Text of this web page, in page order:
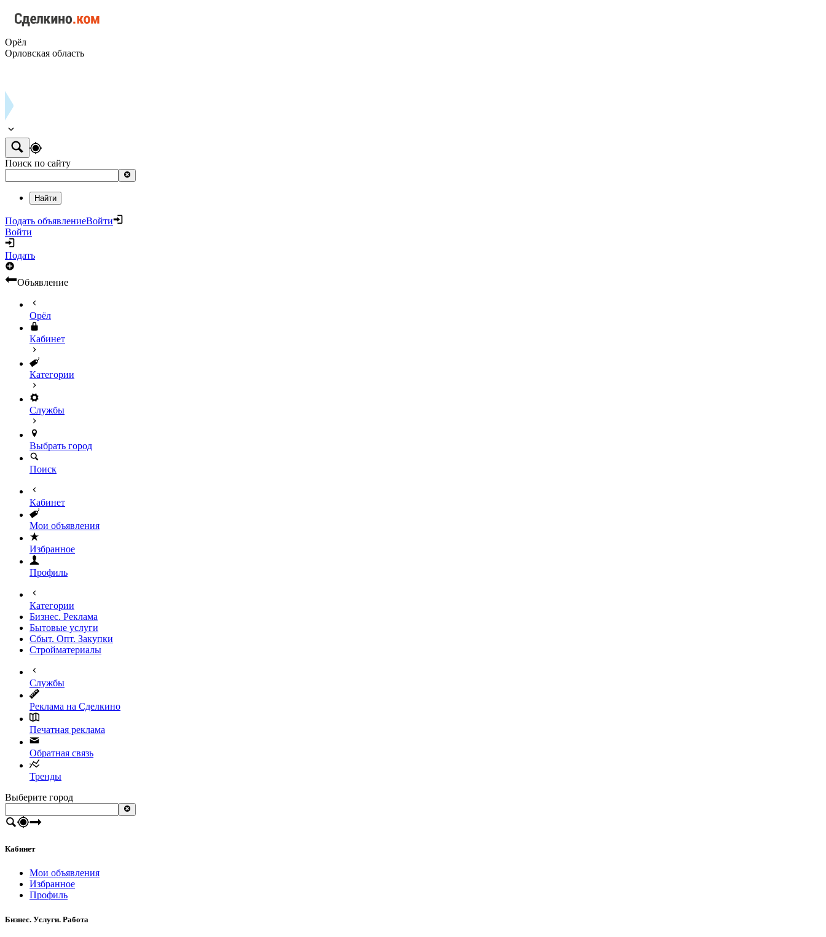
Орёл
Орловская область
Поиск по сайту
Найти
Подать объявлениеВойти
Войти
Подать
Объявление
Орёл
Кабинет
Категории
Службы
Выбрать город
Поиск
Кабинет
Мои объявления
Избранное
Профиль
Категории
Бизнес. Реклама
Бытовые услуги
Сбыт. Опт. Закупки
Стройматериалы
Службы
Реклама на Сделкино
Печатная реклама
Обратная связь
Тренды
Выберите город
Кабинет
Мои объявления
Избранное
Профиль
Бизнес. Услуги. Работа